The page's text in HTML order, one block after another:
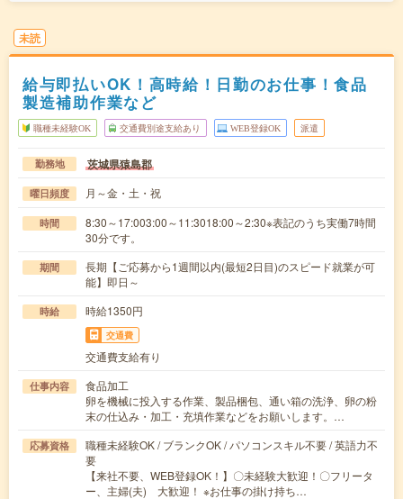
未読
給与即払いOK！高時給！日勤のお仕事！食品
製造補助作業など
職種未経験OK 交通費別途支給あり WEB登録OK 派遣
勤務地 茨城県猿島郡
曜日頻度 月～金・土・祝
時間
8:30～17:003:00～11:3018:00～2:30※表記のうち実働7時間
30分です。
期間
長期【ご応募から1週間以内(最短2日目)のスピード就業が可
能】即日～
時給 時給1350円
交通費
交通費支給有り
仕事内容
食品加工
卵を機械に投入する作業、製品梱包、通い箱の洗浄、卵の粉
末の仕込み・加工・充填作業などをお願いします。…
応募資格
職種未経験OK / ブランクOK / パソコンスキル不要 / 英語力不
要
【来社不要、WEB登録OK！】〇未経験大歓迎！〇フリータ
ー、主婦(夫) 大歓迎！ ※お仕事の掛け持ち…